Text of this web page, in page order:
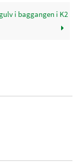
i baggangen i K2